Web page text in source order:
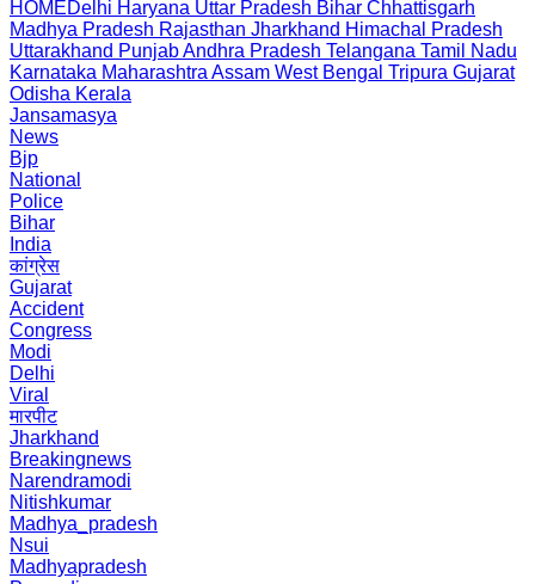
HOMEDelhi Haryana Uttar Pradesh Bihar Chhattisgarh
Madhya Pradesh Rajasthan Jharkhand Himachal Pradesh
Uttarakhand PunjabAndhra Pradesh Telangana Tamil Nadu
Karnataka Maharashtra Assam West Bengal Tripura Gujarat
Odisha Kerala
Jansamasya
News
Bjp
National
Police
Bihar
India
कांग्रेस
Gujarat
Accident
Congress
Modi
Delhi
Viral
मारपीट
Jharkhand
Breakingnews
Narendramodi
Nitishkumar
Madhya_pradesh
Nsui
Madhyapradesh